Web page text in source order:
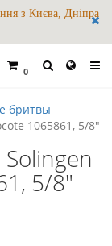
з Києва, Дніпра
0
бритвы
1065861, 5/8"
5/8"